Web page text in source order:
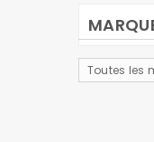
Toutes les